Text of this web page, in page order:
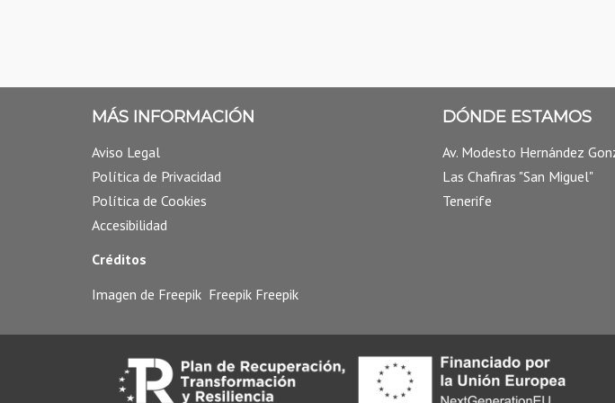
MÁS INFORMACIÓN
Aviso Legal
Política de Privacidad
Política de Cookies
Accesibilidad
Créditos
Imagen de Freepik Freepik Freepik
DÓNDE ESTAMOS
Av. Modesto Hernández
Las Chafiras "San Miguel"
Tenerife